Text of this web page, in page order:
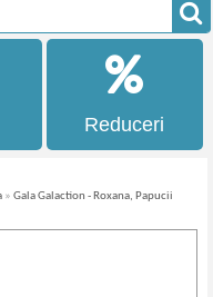
Reduceri
»Gala Galaction - Roxana, Papucii